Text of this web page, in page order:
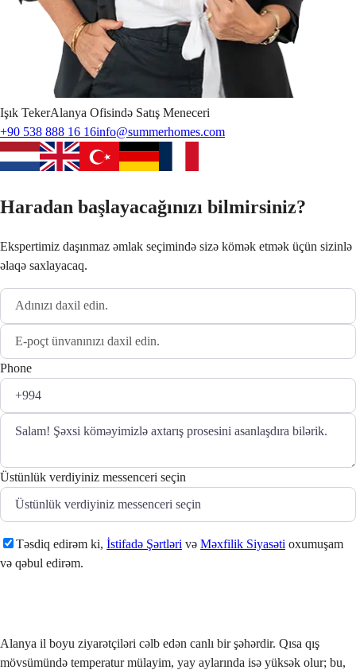
Işık TekerAlanya Ofisində Satış Meneceri
+90 538 888 16 16info@summerhomes.com
Haradan başlayacağınızı bilmirsiniz?
Ekspertimiz daşınmaz əmlak seçimində sizə kömək etmək üçün sizinlə
əlaqə saxlayacaq.
Phone
Üstünlük verdiyiniz messenceri seçin
Təsdiq edirəm ki, İstifadə Şərtləri və Məxfilik Siyasəti oxumuşam
və qəbul edirəm.
Alanya il boyu ziyarətçiləri cəlb edən canlı bir şəhərdir. Qısa qış
mövsümündə temperatur mülayim, yay aylarında isə yüksək olur; bu,